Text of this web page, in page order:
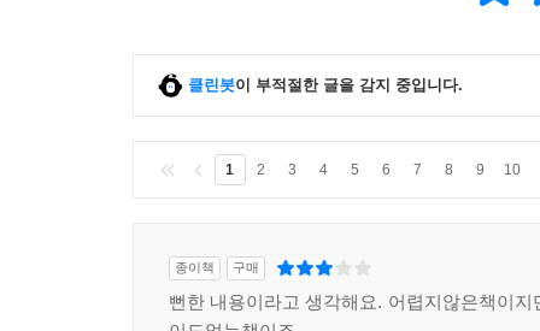
클린봇이 부적절한 글을 감지 중입니다.
1 2 3 4 5 6 7 8 9 10
종이책 구매
뻔한 내용이라고 생각해요. 어렵지않은책이지